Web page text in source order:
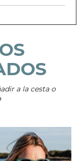
a la cesta o